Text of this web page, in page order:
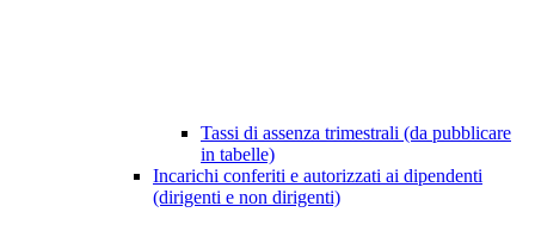
Tassi di assenza trimestrali (da pubblicare
in tabelle)
Incarichi conferiti e autorizzati ai dipendenti
(dirigenti e non dirigenti)